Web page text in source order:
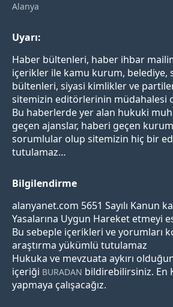
Alanya
Uyarı:
Haber bültenleri, haber ihbar
içerikler ile kamu kurum, belediye,
bültenleri, siyasi kimlikler ve
sitemizin editörlerinin müdahalesi
Bu haberlerde yer alan hukuki
geçen ajanslar, haberi geçen
sorumlular olup sitemizin hiç bir
tutulamaz…
Bilgilendirme
alanyanet.com 5651 Sayılı Kanun
Yasalarına Uygun Hareket etmeyi
Bu sebeple içerikleri ve yorumları
araştırma yükümlü tutulamaz
Hukuka ve mevzuata aykırı
içeriği BURADAN bildirebilirsiniz. En
yapmaya çalışacağız.